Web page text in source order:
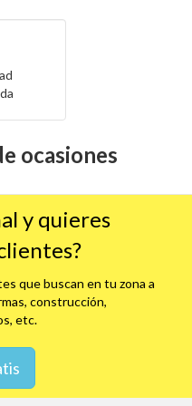
ocasiones
y quieres
que buscan en tu zona a
construcción,
etc.